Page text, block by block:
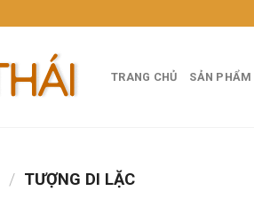
TRANG CHỦ SẢN PHẨM
/ TƯỢNG DI LẶC